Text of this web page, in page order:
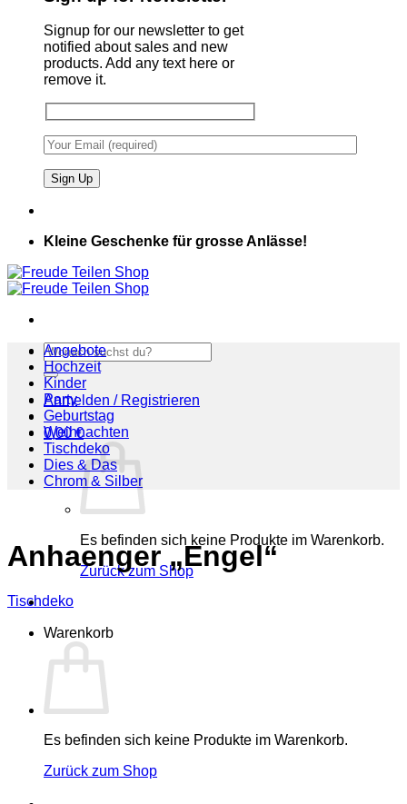
Signup for our newsletter to get
notified about sales and new
products. Add any text here or
remove it.
Kleine Geschenke für grosse Anlässe!
Suchen
nach:
Anmelden / Registrieren
0,00€
Es befinden sich keine Produkte im Warenkorb.
Zurück zum Shop
Warenkorb
Es befinden sich keine Produkte im Warenkorb.
Zurück zum Shop
Angebote
Hochzeit
Kinder
Party
Geburtstag
Weihnachten
Tischdeko
Dies & Das
Chrom & Silber
Anhaenger „Engel“
Tischdeko